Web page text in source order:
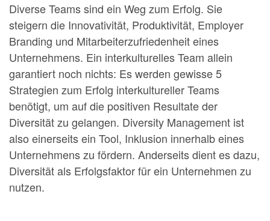
Diverse Teams sind ein Weg zum Erfolg. Sie
steigern die Innovativität, Produktivität, Employer
Branding und Mitarbeiterzufriedenheit eines
Unternehmens. Ein interkulturelles Team allein
garantiert noch nichts: Es werden gewisse 5
Strategien zum Erfolg interkultureller Teams
benötigt, um auf die positiven Resultate der
Diversität zu gelangen. Diversity Management ist
also einerseits ein Tool, Inklusion innerhalb eines
Unternehmens zu fördern. Anderseits dient es dazu,
Diversität als Erfolgsfaktor für ein Unternehmen zu
nutzen.